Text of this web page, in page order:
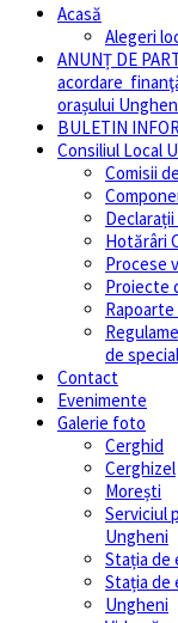
Acasă
Alegeri
ANUNȚ DE
acordare
orașului
BULETIN
Consiliul Local
Comisii
Hotărâri
Procese
Proiecte
de
Contact
Evenimente
Galerie foto
Cerghid
Cerghizel
Morești
Serviciul
Ungheni
Stația de
Stația de
Ungheni